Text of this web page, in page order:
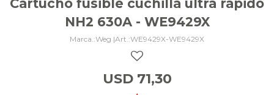
Cartucho fusible cuchilla ultra rápido
NH2 630A - WE9429X
Weg | WE9429X-WE9429X
USD 71,30